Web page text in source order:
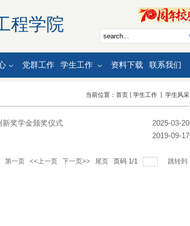
程学院
党群工作 学生工作 资料下载 联系我们
当前位置： 首页 学生工作 学生风采
新奖学金颁奖仪式
2025-03-20
2019-09-17
第一页 <<上一页 下一页>> 尾页 页码 1/1 跳转到